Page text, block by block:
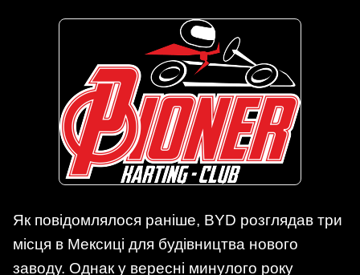
Як повідомлялося раніше, BYD розглядав три
місця в Мексиці для будівництва нового
заводу. Однак у вересні минулого року